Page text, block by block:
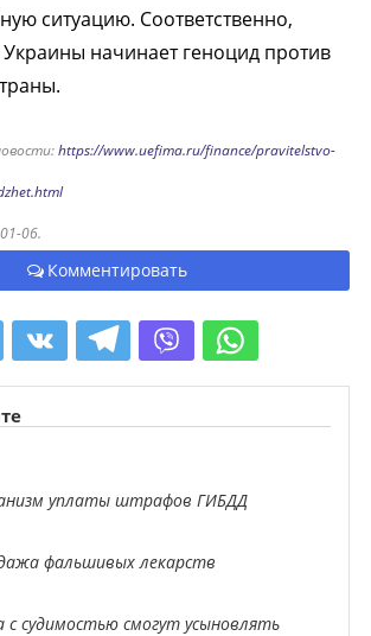
ситуацию. Соответственно,
Украины начинает геноцид против
https://www.uefima.ru/finance/pravitelstvo-
06.
Комментировать
уплаты штрафов ГИБДД
фальшивых лекарств
с судимостью смогут усыновлять